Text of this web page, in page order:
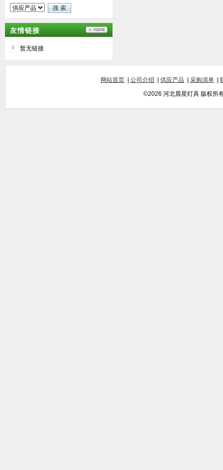
友情链接
暂无链接
网站首页 公司介绍 供应产品 采购清单
©2026 河北晨星灯具 版权所